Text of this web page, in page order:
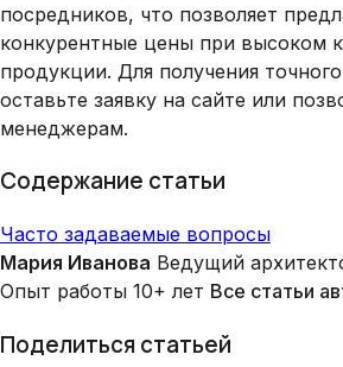
посредников, что позволяет
конкурентные цены при высоком
продукции. Для получения
оставьте заявку на сайте или
менеджерам.
Содержание статьи
Часто задаваемые вопросы
Мария Иванова Ведущий
Опыт работы 10+ лет Все статьи
Поделиться статьей